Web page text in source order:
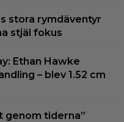
stora rymdäventyr
stjäl fokus
Ethan Hawke
– blev 1.52 cm
genom tiderna”